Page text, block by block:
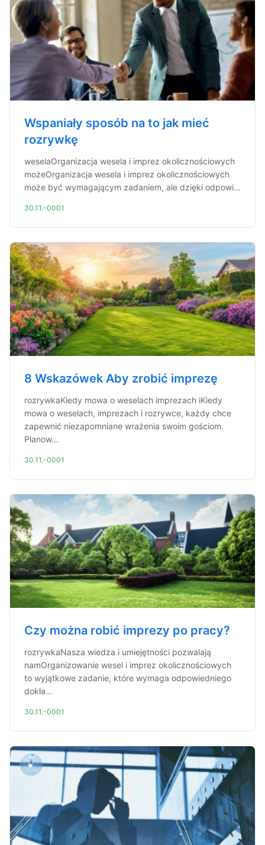
Wspaniały sposób na to jak mieć
rozrywkę
weselaOrganizacja wesela i imprez okolicznościowych
możeOrganizacja wesela i imprez okolicznościowych
może być wymagającym zadaniem, ale dzięki odpowi...
30.11.-0001
8 Wskazówek Aby zrobić imprezę
rozrywkaKiedy mowa o weselach imprezach iKiedy
mowa o weselach, imprezach i rozrywce, każdy chce
zapewnić niezapomniane wrażenia swoim gościom.
Planow...
30.11.-0001
Czy można robić imprezy po pracy?
rozrywkaNasza wiedza i umiejętności pozwalają
namOrganizowanie wesel i imprez okolicznościowych
to wyjątkowe zadanie, które wymaga odpowiedniego
dokła...
30.11.-0001